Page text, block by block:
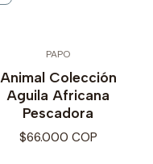
PAPO
Animal Colección
Aguila Africana
Pescadora
$66.000 COP